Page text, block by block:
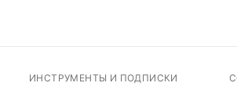
ИНСТРУМЕНТЫ И ПОДПИСКИ